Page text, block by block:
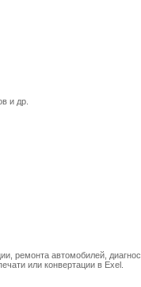
и др.
ремонта автомобилей,
или конвертации в Exel.